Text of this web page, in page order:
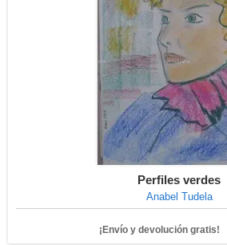
Perfiles verdes
Anabel Tudela
¡Envío y devolución gratis!